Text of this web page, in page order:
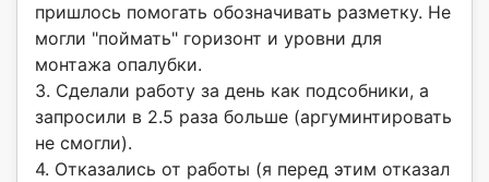
пришлось помогать обозначивать разметку. Не
могли "поймать" горизонт и уровни для
монтажа опалубки.
3. Сделали работу за день как подсобники, а
запросили в 2.5 раза больше (аргуминтировать
не смогли).
4. Отказались от работы (я перед этим отказал